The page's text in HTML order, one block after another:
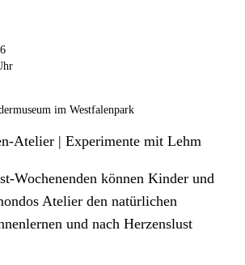
im Westfalenpark
Atelier | Experimente mit Lehm
Wochenenden können Kinder und
Atelier den natürlichen
und nach Herzenslust